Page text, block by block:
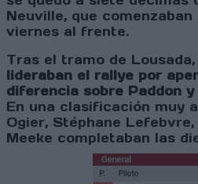
Neuville, que
viernes al frente.
Tras el tramo de Lousada,
lideraban el rallye por
diferencia sobre Paddon
En una clasificación muy
Ogier, Stéphane
Meeke completaban las